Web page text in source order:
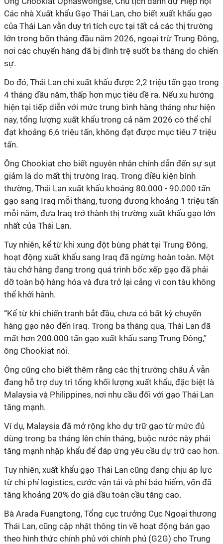
Các nhà Xuất khẩu Gạo Thái Lan, cho biết xuất khẩu gạo
của Thái Lan vẫn duy trì tích cực tại tất cả các thị trường
lớn trong bốn tháng đầu năm 2026, ngoại trừ Trung Đông,
nơi các chuyến hàng đã bị đình trệ suốt ba tháng do chiến
sự.
Do đó, Thái Lan chỉ xuất khẩu được 2,2 triệu tấn gạo trong
4 tháng đầu năm, thấp hơn mục tiêu đề ra. Nếu xu hướng
hiện tại tiếp diễn với mức trung bình hàng tháng như hiện
nay, tổng lượng xuất khẩu trong cả năm 2026 có thể chỉ
đạt khoảng 6,6 triệu tấn, không đạt được mục tiêu 7 triệu
tấn.
Ông Chookiat cho biết nguyên nhân chính dẫn đến sự sụt
giảm là do mất thị trường Iraq. Trong điều kiện bình
thường, Thái Lan xuất khẩu khoảng 80.000 - 90.000 tấn
gạo sang Iraq mỗi tháng, tương đương khoảng 1 triệu tấn
mỗi năm, đưa Iraq trở thành thị trường xuất khẩu gạo lớn
nhất của Thái Lan.
Tuy nhiên, kể từ khi xung đột bùng phát tại Trung Đông,
hoạt động xuất khẩu sang Iraq đã ngừng hoàn toàn. Một
tàu chở hàng đang trong quá trình bốc xếp gạo đã phải
dỡ toàn bộ hàng hóa và đưa trở lại cảng vì con tàu không
thể khởi hành.
“Kể từ khi chiến tranh bắt đầu, chưa có bất kỳ chuyến
hàng gạo nào đến Iraq. Trong ba tháng qua, Thái Lan đã
mất hơn 200.000 tấn gạo xuất khẩu sang Trung Đông,”
ông Chookiat nói.
Ông cũng cho biết thêm rằng các thị trường châu Á vẫn
đang hỗ trợ duy trì tổng khối lượng xuất khẩu, đặc biệt là
Malaysia và Philippines, nơi nhu cầu đối với gạo Thái Lan
tăng mạnh.
Ví dụ, Malaysia đã mở rộng kho dự trữ gạo từ mức đủ
dùng trong ba tháng lên chín tháng, buộc nước này phải
tăng mạnh nhập khẩu để đáp ứng yêu cầu dự trữ cao hơn.
Tuy nhiên, xuất khẩu gạo Thái Lan cũng đang chịu áp lực
từ chi phí logistics, cước vận tải và phí bảo hiểm, vốn đã
tăng khoảng 20% do giá dầu toàn cầu tăng cao.
Bà Arada Fuangtong, Tổng cục trưởng Cục Ngoại thương
Thái Lan, cũng cập nhật thông tin về hoạt động bán gạo
theo hình thức chính phủ với chính phủ (G2G) cho Trung